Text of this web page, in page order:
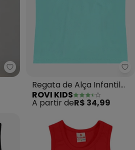
Rovi Kids - Regata Básica
Regata de Alça Infantil
Feminina (Azul)
ROVI KIDS
A partir deR$ 34,99